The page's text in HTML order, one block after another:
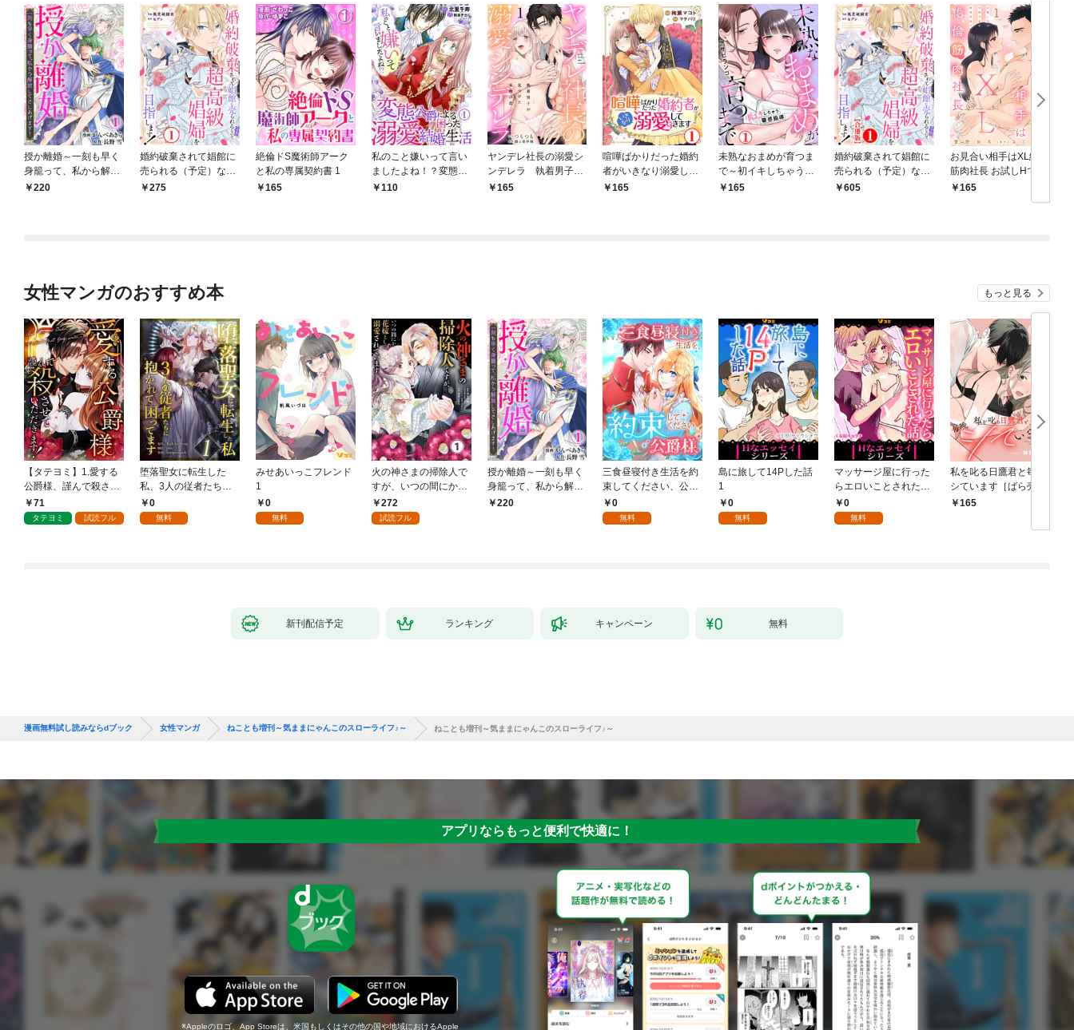
授か離婚～一刻も早く
身籠って、私から解放
してさしあげます！1
220
婚約破棄されて娼館に
売られる（予定）なの
で、超高級娼婦を目指
275
絶倫ドS魔術師アーク
と私の専属契約書 1
165
私のこと嫌いって言い
ましたよね！？変態公
爵による困った溺愛結
110
ヤンデレ社長の溺愛シ
ンデレラ 執着男子が
見つけた本物の恋 1
165
喧嘩ばかりだった婚約
者がいきなり溺愛して
きます1
165
未熟なおまめが育つま
で～初イキしちゃう敏
感指導～1
165
婚約破棄されて娼館に
売られる（予定）なの
で、超高級娼婦を目指
605
お見合い相手はXL絶倫
筋肉社長 お試しHで気
絶寸前の絶頂快感！？
1【電子書店限定特典
165
女性マンガのおすすめ本 もっと見る
【タテヨミ】1.愛する
公爵様、謹んで殺させ
ていただきます！
71
タテヨミ 試読フル
堕落聖女に転生した
私、3人の従者たちに
抱かれて困ってます 第
1話
0
無料
みせあいっこフレンド
1
0
無料
火の神さまの掃除人で
すが、いつの間にか花
嫁として溺愛されてい
ます【単話】（１）
272
試読フル
授か離婚～一刻も早く
身籠って、私から解放
してさしあげます！1
220
三食昼寝付き生活を約
束してください、公爵
様 1話
0
無料
島に旅して14Pした話
1
0
無料
マッサージ屋に行った
らエロいことされた話
1 0
無料
私を叱る日鷹君と毎晩
シています［ばら売
り］ 第1話
165
新刊配信予定 ランキング キャンペーン 無料
漫画無料試し読みならdブック 女性マンガ ねことも増刊～気ままにゃんこのスローライフ♪～ ねことも増刊～気ままにゃんこのスローライフ♪～
アプリならもっと便利で快適に！
Appleのロゴ、App Storeは、米国もしくはその他の国や地域におけるApple